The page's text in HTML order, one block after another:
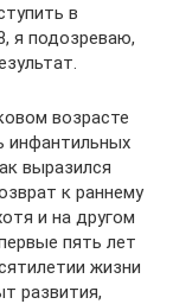
в
я подозреваю,
возрасте
инфантильных
выразился
к раннему
и на другом
пять лет
жизни
развития,